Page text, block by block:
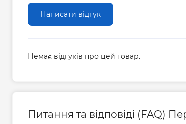
Написати відгук
Немає відгуків про цей товар.
Питання та відповіді (FAQ)